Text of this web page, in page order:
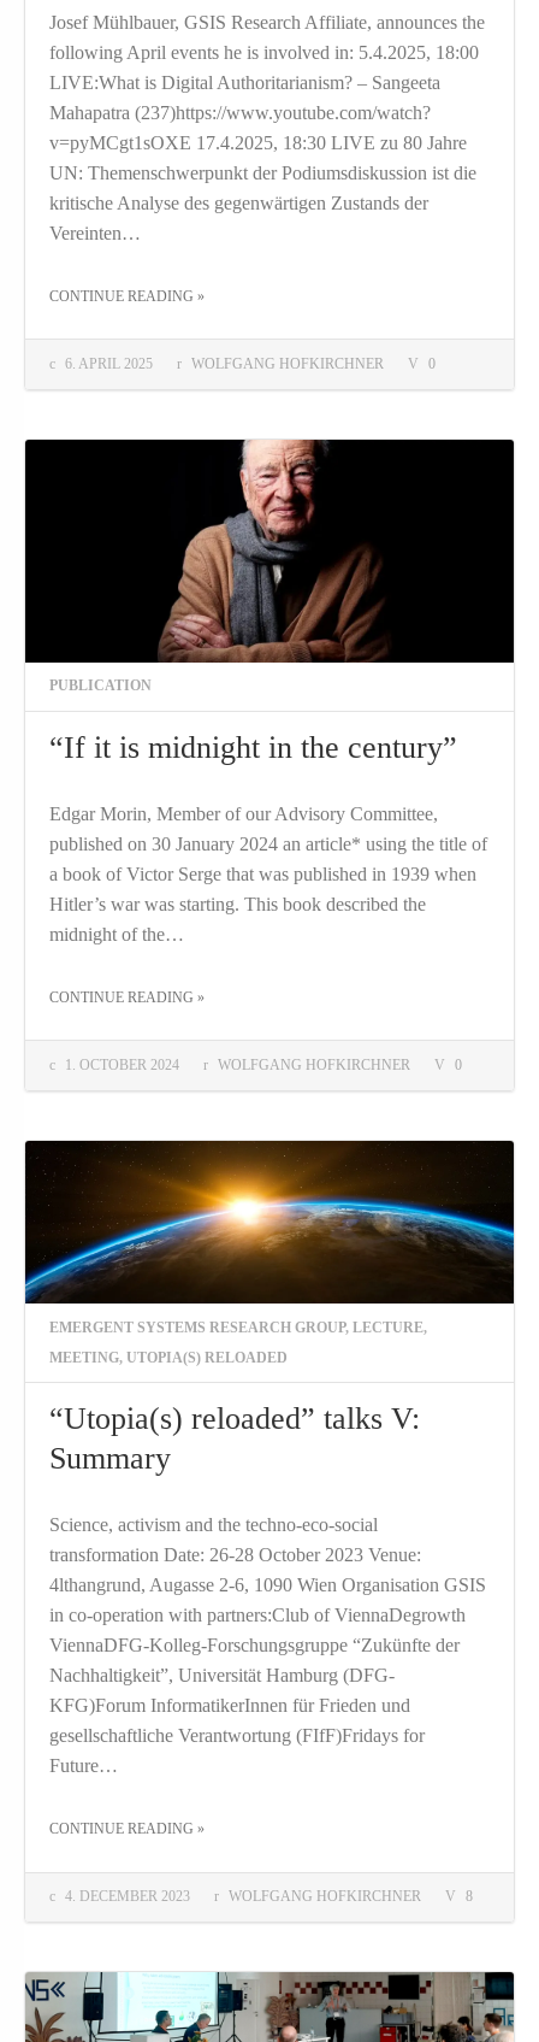
6. APRIL 2025 WOLFGANG HOFKIRCHNER 0
Josef Mühlbauer, GSIS Research Affiliate, announces the
following April events he is involved in: 5.4.2025, 18:00
LIVE:What is Digital Authoritarianism? – Sangeeta
Mahapatra (237)https://www.youtube.com/watch?
v=pyMCgt1sOXE 17.4.2025, 18:30 LIVE zu 80 Jahre
UN: Themenschwerpunkt der Podiumsdiskussion ist die
kritische Analyse des gegenwärtigen Zustands der
Vereinten…
CONTINUE READING THE "DIGITAL AUTHORITARIANISM – 80 YEARS UN – DEGROWTH AND TRANSFORMATION – JOURNALISTS AND WRITERS BETWEEN AUTHORING AND ALGORITHMS"
»
PUBLICATION
“If it is midnight in the century”
1. OCTOBER 2024 WOLFGANG HOFKIRCHNER 0
Edgar Morin, Member of our Advisory Committee,
published on 30 January 2024 an article* using the title of
a book of Victor Serge that was published in 1939 when
Hitler’s war was starting. This book described the
midnight of the…
CONTINUE READING »
EMERGENT SYSTEMS RESEARCH GROUP, LECTURE,
MEETING, UTOPIA(S) RELOADED
“Utopia(s) reloaded” talks V:
Summary
4. DECEMBER 2023 WOLFGANG HOFKIRCHNER 8
Science, activism and the techno-eco-social
transformation Date: 26-28 October 2023 Venue:
4lthangrund, Augasse 2-6, 1090 Wien Organisation GSIS
in co-operation with partners:Club of ViennaDegrowth
ViennaDFG-Kolleg-Forschungsgruppe “Zukünfte der
Nachhaltigkeit”, Universität Hamburg (DFG-
KFG)Forum InformatikerInnen für Frieden und
gesellschaftliche Verantwortung (FIfF)Fridays for
Future…
CONTINUE READING »